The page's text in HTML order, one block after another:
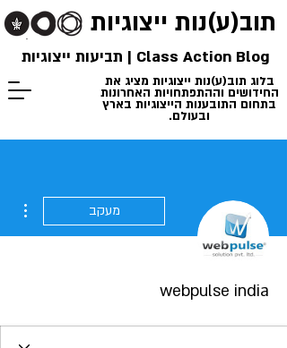
תוב(ע)נות ייצוגיות
בלוג תוב(ע)נות ייצוגיות מציג את
החידושים וההתפתחויות האחרונות
בתחום התובענות הייצוגיות בארץ
ובעולם.
Class Action Blog | תביעות ייצוגיות
מעקב
webpulse india